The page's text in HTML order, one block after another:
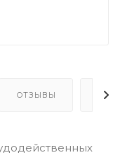
ОТЗЫВЫ